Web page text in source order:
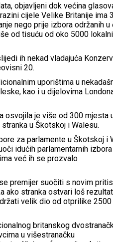
objavljeni dok većina
cijele Velike Britanije ima
nego prije izbora održanih u
od tisuću od oko 5000
ih nekad vladajuća
20.
uporištima u
kao i u dijelovima
osvojila je više od 300 mjesta
u Škotskoj i Walesu.
za parlamente u Škotskoj i
idućih parlamentarnih izbora
već ih se prozvalo
premijer suočiti s novim
ako stranka ostvari loš
velik dio od otprilike 2500
britanskog
u višestranačku